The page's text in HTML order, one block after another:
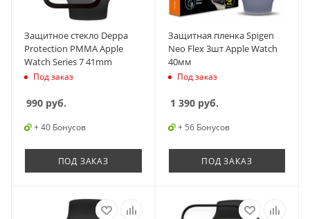
Защитное стекло Deppa
Protection PMMA Apple
Watch Series 7 41mm
Под заказ
990 руб.
+ 40 Бонусов
ПОД ЗАКАЗ
Защитная пленка Spigen
Neo Flex 3шт Apple Watch
40мм
Под заказ
1 390руб.
+ 56 Бонусов
ПОД ЗАКАЗ